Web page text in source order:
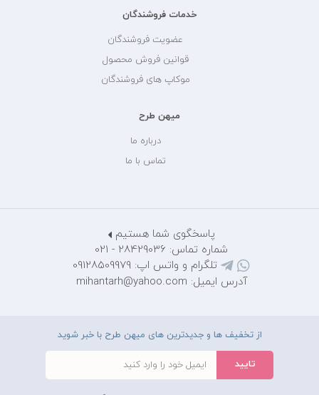
خدمات فروشندگان
عضویت فروشندگان
قوانین فروش محصول
موکاپ های فروشندگان
میهن طرح
درباره ما
تماس با ما
پاسخگوی شما هستیم
شماره تماس: 28429036 - 021
تلگرام و واتس اپ: 09128509979
آدرس ایمیل: mihantarh@yahoo.com
از تخفیف ها و جدیدترین های میهن طرح با خبر شوید